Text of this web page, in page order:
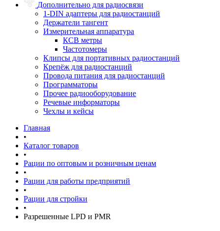
Дополнительно для радиосвязи
1-DIN адаптеры для радиостанций
Держатели тангент
Измерительная аппаратура
КСВ метры
Частотомеры
Клипсы для портативных радиостанций
Крепёж для радиостанций
Провода питания для радиостанций
Программаторы
Прочее радиооборудование
Речевые информаторы
Чехлы и кейсы
Главная
•
Каталог товаров
•
Рации по оптовым и розничным ценам
•
Рации для работы предприятий
•
Рации для стройки
•
Разрешенные LPD и PMR